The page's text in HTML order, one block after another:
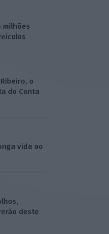
milhões
o
do Conta
vida ao
deste